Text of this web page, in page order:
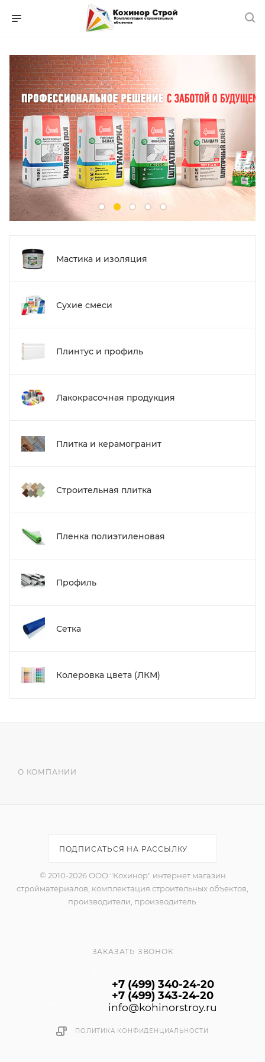
Мастика и изоляция
Сухие смеси
Плинтус и профиль
Лакокрасочная продукция
Плитка и керамогранит
Строительная плитка
Пленка полиэтиленовая
Профиль
Сетка
Колеровка цвета (ЛКМ)
О КОМПАНИИ
ПОДПИСАТЬСЯ НА РАССЫЛКУ
© 2010-2026 ООО "Кохинор" интернет магазин
стройматериалов, комплектация строительных объектов,
производители, производитель.
ЗАКАЗАТЬ ЗВОНОК
+7 (499) 340-24-20
+7 (499) 343-24-20
info@kohinorstroy.ru
ПОЛИТИКА КОНФИДЕНЦИАЛЬНОСТИ